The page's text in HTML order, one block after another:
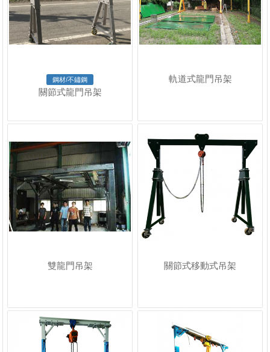
鋼材/不鏽鋼
關節式龍門吊架
軌道式龍門吊架
雙龍門吊架 關節式移動式吊架